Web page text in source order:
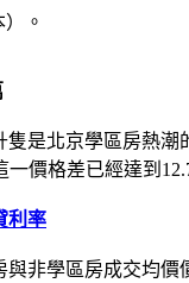
。
北京學區房熱潮的
一價格差已經達到
利率
學區房成交均價價